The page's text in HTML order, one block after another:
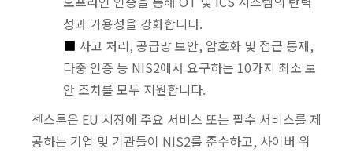
성과 가용성을 강화합니다.
■ 사고 처리, 공급망 보안, 암호화 및 접근 통제,
다중 인증 등 NIS2에서 요구하는 10가지 최소 보
안 조치를 모두 지원합니다.
센스톤은 EU 시장에 주요 서비스 또는 필수 서비스를 제
공하는 기업 및 기관들이 NIS2를 준수하고, 사이버 위